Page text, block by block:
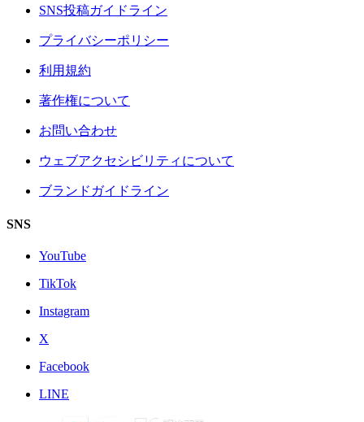
SNS投稿ガイドライン
プライバシーポリシー
利用規約
著作権について
お問い合わせ
ウェブアクセシビリティについて
ブランドガイドライン
SNS
YouTube
TikTok
Instagram
X
Facebook
LINE